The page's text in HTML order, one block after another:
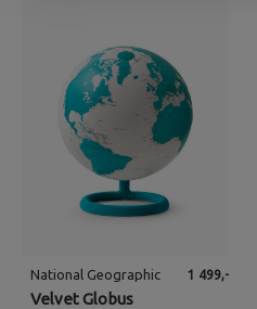
National Geographic
Velvet Globus
1 499,-